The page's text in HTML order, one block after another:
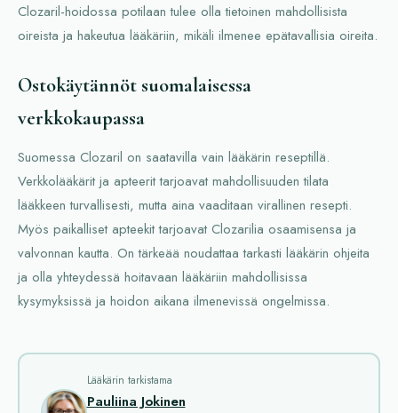
Clozaril-hoidossa potilaan tulee olla tietoinen mahdollisista
oireista ja hakeutua lääkäriin, mikäli ilmenee epätavallisia oireita.
Ostokäytännöt suomalaisessa
verkkokaupassa
Suomessa Clozaril on saatavilla vain lääkärin reseptillä.
Verkkolääkärit ja apteerit tarjoavat mahdollisuuden tilata
lääkkeen turvallisesti, mutta aina vaaditaan virallinen resepti.
Myös paikalliset apteekit tarjoavat Clozarilia osaamisensa ja
valvonnan kautta. On tärkeää noudattaa tarkasti lääkärin ohjeita
ja olla yhteydessä hoitavaan lääkäriin mahdollisissa
kysymyksissä ja hoidon aikana ilmenevissä ongelmissa.
Lääkärin tarkistama
Pauliina Jokinen